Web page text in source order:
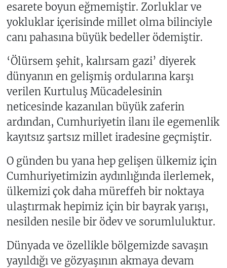
esarete boyun eğmemiştir. Zorluklar ve
yokluklar içerisinde millet olma bilinciyle
canı pahasına büyük bedeller ödemiştir.
‘Ölürsem şehit, kalırsam gazi’ diyerek
dünyanın en gelişmiş ordularına karşı
verilen Kurtuluş Mücadelesinin
neticesinde kazanılan büyük zaferin
ardından, Cumhuriyetin ilanı ile egemenlik
kayıtsız şartsız millet iradesine geçmiştir.
O günden bu yana hep gelişen ülkemiz için
Cumhuriyetimizin aydınlığında ilerlemek,
ülkemizi çok daha müreffeh bir noktaya
ulaştırmak hepimiz için bir bayrak yarışı,
nesilden nesile bir ödev ve sorumluluktur.
Dünyada ve özellikle bölgemizde savaşın
yayıldığı ve gözyaşının akmaya devam